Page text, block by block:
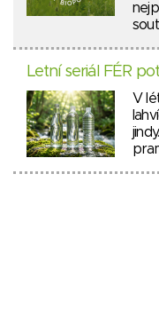
Letní seriál FÉR
V